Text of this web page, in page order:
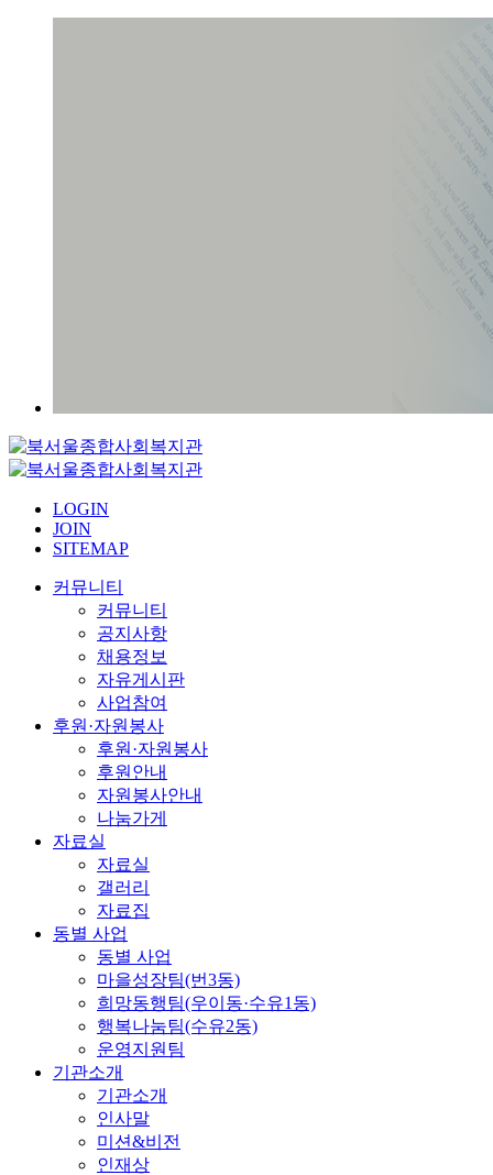
LOGIN
JOIN
SITEMAP
커뮤니티
커뮤니티
공지사항
채용정보
자유게시판
사업참여
후원·자원봉사
후원·자원봉사
후원안내
자원봉사안내
나눔가게
자료실
자료실
갤러리
자료집
동별 사업
동별 사업
마을성장팀(번3동)
희망동행팀(우이동·수유1동)
행복나눔팀(수유2동)
운영지원팀
기관소개
기관소개
인사말
미션&비전
인재상